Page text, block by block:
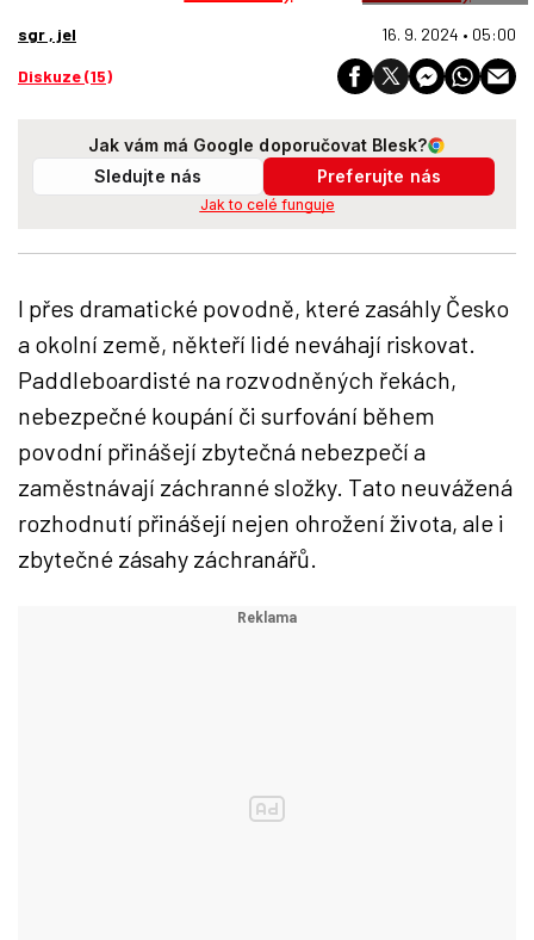
sgr , jel 16. 9. 2024 • 05:00
Diskuze (15)
Jak vám má Google doporučovat Blesk?
Sledujte nás
Preferujte nás
Jak to celé funguje
I přes dramatické povodně, které zasáhly Česko
a okolní země, někteří lidé neváhají riskovat.
Paddleboardisté na rozvodněných řekách,
nebezpečné koupání či surfování během
povodní přinášejí zbytečná nebezpečí a
zaměstnávají záchranné složky. Tato neuvážená
rozhodnutí přinášejí nejen ohrožení života, ale i
zbytečné zásahy záchranářů.